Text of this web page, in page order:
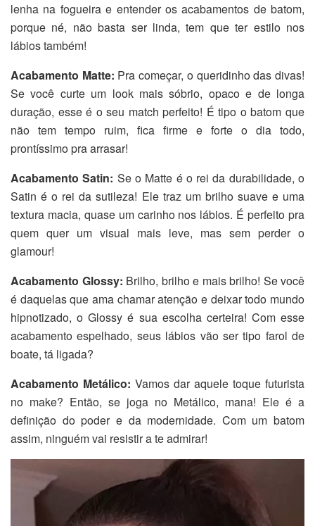
lenha na fogueira e entender os acabamentos de batom,
porque né, não basta ser linda, tem que ter estilo nos
lábios também!
Acabamento Matte: Pra começar, o queridinho das divas!
Se você curte um look mais sóbrio, opaco e de longa
duração, esse é o seu match perfeito! É tipo o batom que
não tem tempo ruim, fica firme e forte o dia todo,
prontíssimo pra arrasar!
Acabamento Satin: Se o Matte é o rei da durabilidade, o
Satin é o rei da sutileza! Ele traz um brilho suave e uma
textura macia, quase um carinho nos lábios. É perfeito pra
quem quer um visual mais leve, mas sem perder o
glamour!
Acabamento Glossy: Brilho, brilho e mais brilho! Se você
é daquelas que ama chamar atenção e deixar todo mundo
hipnotizado, o Glossy é sua escolha certeira! Com esse
acabamento espelhado, seus lábios vão ser tipo farol de
boate, tá ligada?
Acabamento Metálico: Vamos dar aquele toque futurista
no make? Então, se joga no Metálico, mana! Ele é a
definição do poder e da modernidade. Com um batom
assim, ninguém vai resistir a te admirar!